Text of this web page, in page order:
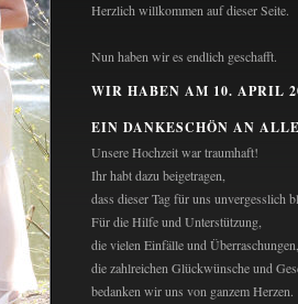
Herzlich willkommen auf dieser Seite.
Nun haben wir es endlich geschafft.
WIR HABEN AM 10. APRIL
EIN DANKESCHÖN AN
Unsere Hochzeit war traumhaft!
Ihr habt dazu beigetragen,
dass dieser Tag für uns unvergesslich
Für die Hilfe und Unterstützung,
die vielen Einfälle und Überraschungen,
die zahlreichen Glückwünsche und
bedanken wir uns von ganzem Herzen.